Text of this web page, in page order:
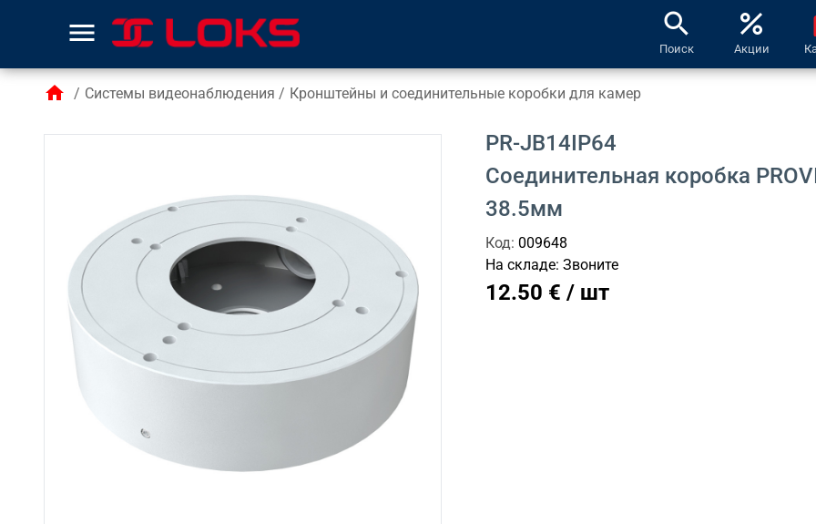
menu search
Поиск
percent
Акции
home / Системы видеонаблюдения / Кронштейны и соединительные коробки для камер
PR-JB14IP64
Соединительная коробка
38.5мм
Код: 009648
На складе: Звоните
12.50 € / шт